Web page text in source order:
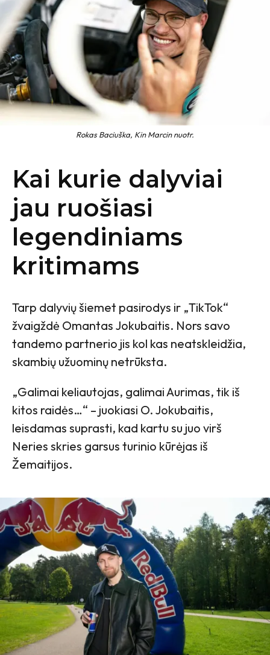
Rokas Baciuška, Kin Marcin nuotr.
Kai kurie dalyviai
jau ruošiasi
legendiniams
kritimams
Tarp dalyvių šiemet pasirodys ir „TikTok“
žvaigždė Omantas Jokubaitis. Nors savo
tandemo partnerio jis kol kas neatskleidžia,
skambių užuominų netrūksta.
„Galimai keliautojas, galimai Aurimas, tik iš
kitos raidės…“ – juokiasi O. Jokubaitis,
leisdamas suprasti, kad kartu su juo virš
Neries skries garsus turinio kūrėjas iš
Žemaitijos.